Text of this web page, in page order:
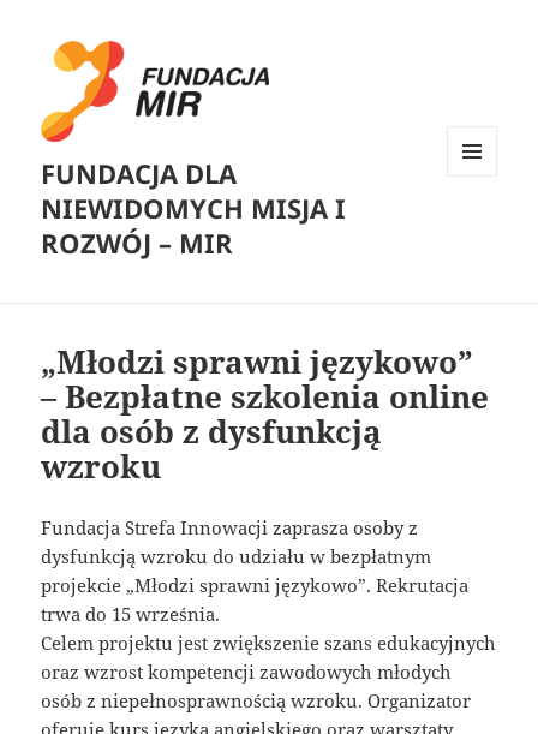
FUNDACJA DLA
NIEWIDOMYCH MISJA I
ROZWÓJ – MIR
„Młodzi sprawni językowo”
– Bezpłatne szkolenia online
dla osób z dysfunkcją
wzroku
Fundacja Strefa Innowacji zaprasza osoby z
dysfunkcją wzroku do udziału w bezpłatnym
projekcie „Młodzi sprawni językowo”. Rekrutacja
trwa do 15 września.
Celem projektu jest zwiększenie szans edukacyjnych
oraz wzrost kompetencji zawodowych młodych
osób z niepełnosprawnością wzroku. Organizator